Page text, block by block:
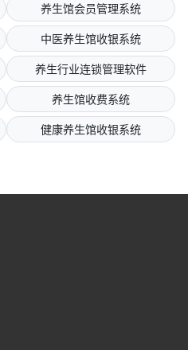
养生馆会员管理系统
中医养生馆收银系统
养生行业连锁管理软件
养生馆收费系统
健康养生馆收银系统